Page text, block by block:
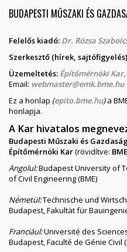
BUDAPESTI MŰSZAKI ÉS
Felelős kiadó: Dr. Rózsa
Szerkesztő (hírek,
Üzemeltetés: Építőmérnöki
Email: webmaster@emk.bme.hu
Ez a honlap (epito.bme.hu)a
honlapja.
A Kar hivatalos
Budapesti Műszaki és
Építőmérnöki Kar(rövidítve: BME
Angolul:Budapest University of
of Civil Engineering (BME)
Németül:Technische und
Budapest, Fakultät für
Franciául:Université des
Budapest, Faculté de Génie Civil